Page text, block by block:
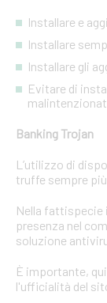
Installare e
Installare
Installare gli
Evitare di
Banking Trojan
L’utilizzo di
truffe sempre
Nella fattispecie
presenza nel
soluzione
È importante,
l'ufficialità del